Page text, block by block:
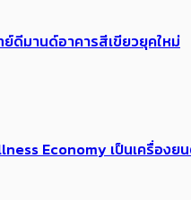
ย์ดีมานด์อาคารสีเขียวยุคใหม่
Economy เป็นเครื่องย